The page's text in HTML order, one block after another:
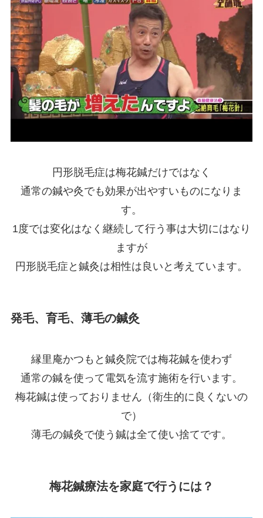
円形脱毛症は梅花鍼だけではなく
通常の鍼や灸でも効果が出やすいものになりま
す。
1度では変化はなく継続して行う事は大切にはなり
ますが
円形脱毛症と鍼灸は相性は良いと考えています。
発毛、育毛、薄毛の鍼灸
縁里庵かつもと鍼灸院では梅花鍼を使わず
通常の鍼を使って電気を流す施術を行います。
梅花鍼は使っておりません（衛生的に良くないの
で）
薄毛の鍼灸で使う鍼は全て使い捨てです。
梅花鍼療法を家庭で行うには？